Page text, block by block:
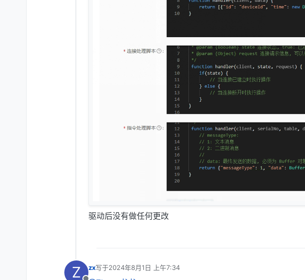
驱动后没有做任何更改
Z zx写于2024年8月1日 上午7:34
最后由 编辑